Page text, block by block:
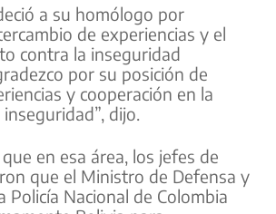
a su homólogo por
de experiencias y el
contra la inseguridad
por su posición de
y cooperación en la
dijo.
en esa área, los jefes de
que el Ministro de Defensa y
Policía Nacional de Colombia